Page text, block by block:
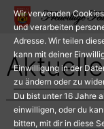
Zum
Inhalt
springen
Wir verwenden
und verarbeiten
Adresse. Wir teilen
kann mit deiner
Einwilligung in der
zu ändern oder zu
Du bist unter 16 Jahre
einwilligen, oder du
bitten, mit dir in diese